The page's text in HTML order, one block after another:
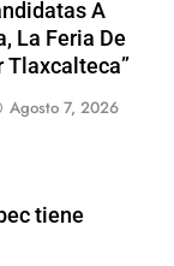
A
La Feria De
Tlaxcalteca”
Agosto 7, 2026
tiene